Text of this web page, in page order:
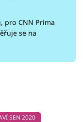
pro CNN Prima
se na
SEN 2020